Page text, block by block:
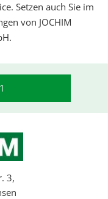
Setzen auch Sie im
von JOCHIM
3,